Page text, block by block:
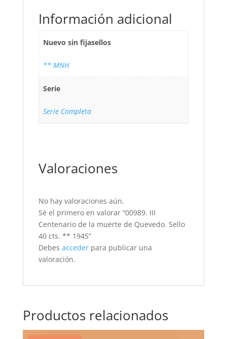
Información adicional
Nuevo sin fijasellos
** MNH
Serie
Serie Completa
Valoraciones
No hay valoraciones aún.
Sé el primero en valorar “00989. III
Centenario de la muerte de Quevedo. Sello
40 cts. ** 1945”
Debes accederpara publicar una
valoración.
Productos relacionados